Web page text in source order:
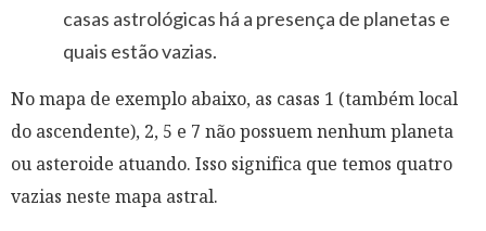
casas astrológicas há a presença de planetas e
quais estão vazias.
No mapa de exemplo abaixo, as casas 1 (também local
do ascendente), 2, 5 e 7 não possuem nenhum planeta
ou asteroide atuando. Isso significa que temos quatro
vazias neste mapa astral.